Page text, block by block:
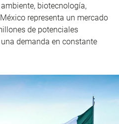
biotecnología,
representa un mercado
de potenciales
demanda en constante